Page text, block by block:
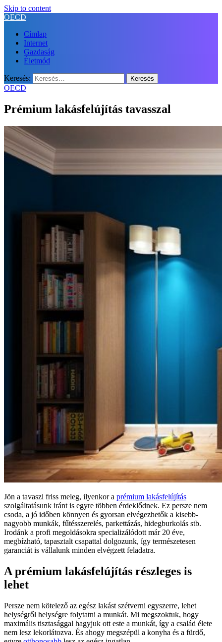
Skip to content
OECD
Címlap
Internet
Gazdaság
Életmód
Keresés:
OECD
Prémium lakásfelújítás tavasszal
Jön a tavaszi friss meleg, ilyenkor a prémium lakásfelújítás
szolgáltatásunk iránt is egyre többen érdeklődnek. Ez persze nem
csoda, a jó időben könnyen és gyorsan elvégezhetők a kisebb-
nagyobb munkák, fűtésszerelés, parkettázás, hidegburkolás stb.
Irodánk a profi megoldásokra specializálódott már 20 éve,
megbízható, tapasztalt csapattal dolgozunk, így természetesen
garanciát is vállalunk minden elvégzett feladatra.
A prémium lakásfelújítás részleges is
lehet
Persze nem kötelező az egész lakást szétverni egyszerre, lehet
helységről helységre folytatni a munkát. Mi megszoktuk, hogy
maximális tisztasággal hagyjuk ott este a munkát, így a család élete
nem lesz lekorlátozva. És ahogy megszépül a konyha és a fürdő,